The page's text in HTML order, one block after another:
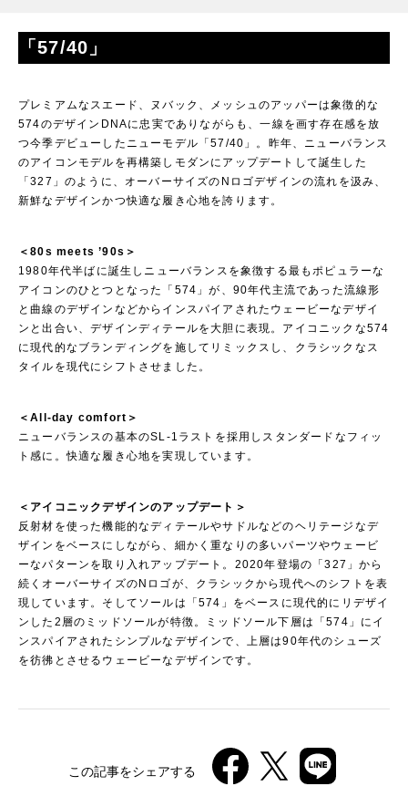
「57/40」
プレミアムなスエード、ヌバック、メッシュのアッパーは象徴的な
574のデザインDNAに忠実でありながらも、一線を画す存在感を放
つ今季デビューしたニューモデル「57/40」。昨年、ニューバランス
のアイコンモデルを再構築しモダンにアップデートして誕生した
「327」のように、オーバーサイズのNロゴデザインの流れを汲み、
新鮮なデザインかつ快適な履き心地を誇ります。
＜80s meets ’90s＞
1980年代半ばに誕生しニューバランスを象徴する最もポピュラーな
アイコンのひとつとなった「574」が、90年代主流であった流線形
と曲線のデザインなどからインスパイアされたウェービーなデザイ
ンと出合い、デザインディテールを大胆に表現。アイコニックな574
に現代的なブランディングを施してリミックスし、クラシックなス
タイルを現代にシフトさせました。
＜All-day comfort＞
ニューバランスの基本のSL-1ラストを採用しスタンダードなフィッ
ト感に。快適な履き心地を実現しています。
＜アイコニックデザインのアップデート＞
反射材を使った機能的なディテールやサドルなどのヘリテージなデ
ザインをベースにしながら、細かく重なりの多いパーツやウェービ
ーなパターンを取り入れアップデート。2020年登場の「327」から
続くオーバーサイズのNロゴが、クラシックから現代へのシフトを表
現しています。そしてソールは「574」をベースに現代的にリデザイ
ンした2層のミッドソールが特徴。ミッドソール下層は「574」にイ
ンスパイアされたシンプルなデザインで、上層は90年代のシューズ
を彷彿とさせるウェービーなデザインです。
この記事をシェアする